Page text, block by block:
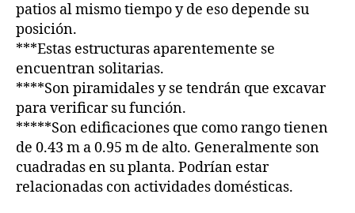
patios al mismo tiempo y de eso depende su
posición.
***Estas estructuras aparentemente se
encuentran solitarias.
****Son piramidales y se tendrán que excavar
para verificar su función.
*****Son edificaciones que como rango tienen
de 0.43 m a 0.95 m de alto. Generalmente son
cuadradas en su planta. Podrían estar
relacionadas con actividades domésticas.